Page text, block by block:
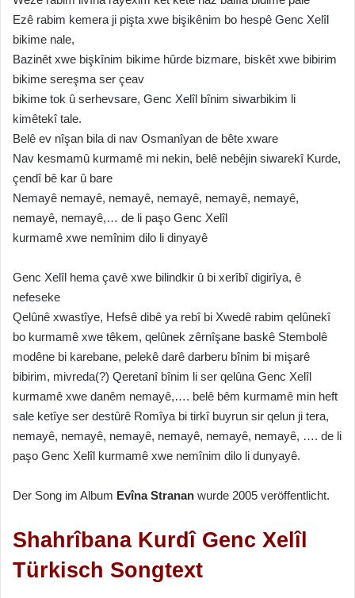
Ezê rabim kemera ji pişta xwe bişikênim bo hespê Genc Xelîl
bikime nale,
Bazinêt xwe bişkînim bikime hûrde bizmare, biskêt xwe bibirim
bikime sereşma ser çeav
bikime tok û serhevsare, Genc Xelîl bînim siwarbikim li
kimêtekî tale.
Belê ev nîşan bila di nav Osmanîyan de bête xware
Nav kesmamû kurmamê mi nekin, belê nebêjin siwarekî Kurde,
çendî bê kar û bare
Nemayê nemayê, nemayê, nemayê, nemayê, nemayê,
nemayê, nemayê,… de li paşo Genc Xelîl
kurmamê xwe nemînim dilo li dinyayê
Genc Xelîl hema çavê xwe bilindkir û bi xerîbî digirîya, ê
nefeseke
Qelûnê xwastîye, Hefsê dibê ya rebî bi Xwedê rabim qelûnekî
bo kurmamê xwe têkem, qelûnek zêrnîşane baskê Stembolê
modêne bi karebane, pelekê darê darberu bînim bi mişarê
bibirim, mivreda(?) Qeretanî bînim li ser qelûna Genc Xelîl
kurmamê xwe danêm nemayê,…. belê bêm kurmamê min heft
sale ketîye ser destûrê Romîya bi tirkî buyrun sir qelun ji tera,
nemayê, nemayê, nemayê, nemayê, nemayê, nemayê, …. de li
paşo Genc Xelîl kurmamê xwe nemînim dilo li dunyayê.
Der Song im Album Evîna Stranan wurde 2005 veröffentlicht.
Shahrîbana Kurdî Genc Xelîl
Türkisch Songtext